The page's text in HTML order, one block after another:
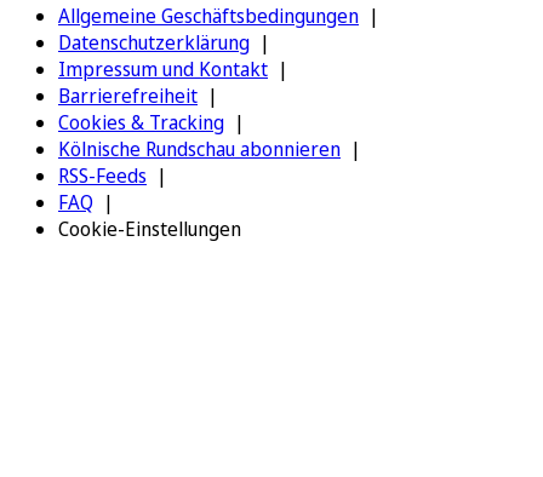
Allgemeine Geschäftsbedingungen
Datenschutzerklärung
Impressum und Kontakt
Barrierefreiheit
Cookies & Tracking
Kölnische Rundschau abonnieren
RSS-Feeds
FAQ
Cookie-Einstellungen